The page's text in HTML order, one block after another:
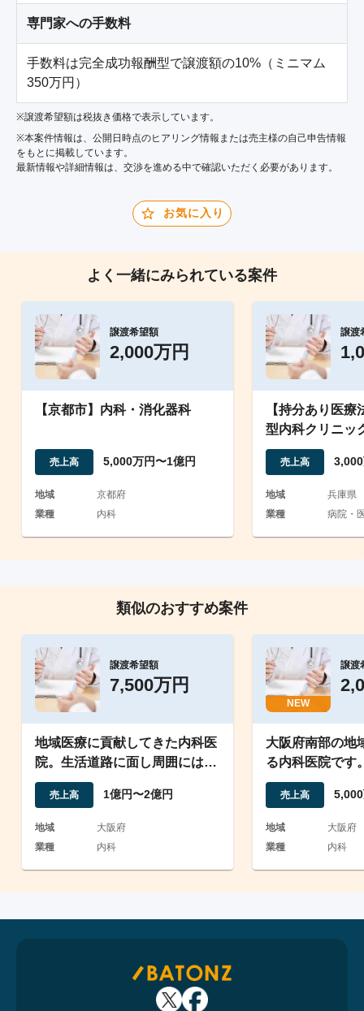
専門家への手数料
手数料は完全成功報酬型で譲渡額の10%（ミニマム
350万円）
※譲渡希望額は税抜き価格で表示しています。
※本案件情報は、公開日時点のヒアリング情報または売主様の自己申告情報
をもとに掲載しています。
最新情報や詳細情報は、交渉を進める中で確認いただく必要があります。
お気に入り
よく一緒にみられている案件
譲渡希望額
2,000万円
【京都市】内科・消化器科
売上高 5,000万円〜1億円
地域
京都府
業種
内科
譲渡
【持分あり医
型内科クリニッ
駐車場あり）
売上高
地域
兵庫県
業種
病院・
類似のおすすめ案件
譲渡希望額
7,500万円
地域医療に貢献してきた内科医
院。生活道路に面し周囲には小
中高学校も多い住宅街。
売上高 1億円〜2億円
地域
大阪府
業種
内科
NEW
譲渡
大阪府南部の地
る内科医院です
ける方を探して
売上高
地域
大阪府
業種
内科